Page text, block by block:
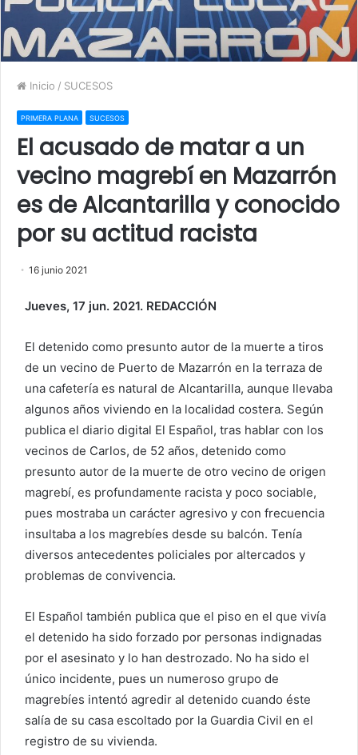
Inicio / SUCESOS
PRIMERA PLANA SUCESOS
El acusado de matar a un
vecino magrebí en Mazarrón
es de Alcantarilla y conocido
por su actitud racista
16 junio 2021
Jueves, 17 jun. 2021. REDACCIÓN
El detenido como presunto autor de la muerte a tiros
de un vecino de Puerto de Mazarrón en la terraza de
una cafetería es natural de Alcantarilla, aunque llevaba
algunos años viviendo en la localidad costera. Según
publica el diario digital El Español, tras hablar con los
vecinos de Carlos, de 52 años, detenido como
presunto autor de la muerte de otro vecino de origen
magrebí, es profundamente racista y poco sociable,
pues mostraba un carácter agresivo y con frecuencia
insultaba a los magrebíes desde su balcón. Tenía
diversos antecedentes policiales por altercados y
problemas de convivencia.
El Español también publica que el piso en el que vivía
el detenido ha sido forzado por personas indignadas
por el asesinato y lo han destrozado. No ha sido el
único incidente, pues un numeroso grupo de
magrebíes intentó agredir al detenido cuando éste
salía de su casa escoltado por la Guardia Civil en el
registro de su vivienda.